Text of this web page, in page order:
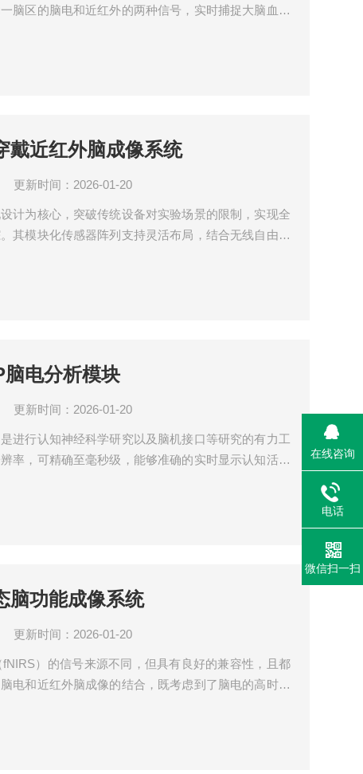
脑区的脑电和近红外的两种信号，实时捕捉大脑血氧
补，具备精确捕捉脑活动的时空特征、增强多模态数
扰能力等优势、在认知神经科学研究、以及脑-机
近红外脑成像系统
更新时间：2026-01-20
计为核心，突破传统设备对实验场景的限制，实现全
其模块化传感器阵列支持灵活布局，结合无线自由活
源接口，该设备不仅支持实时脑血氧地图生成及状态
电分析模块
更新时间：2026-01-20
进行认知神经科学研究以及脑机接口等研究的有力工
率，可精确至毫秒级，能够准确的实时显示认知活动
状态监测，以及脑机接口应用等。 EEG/ERP高级数
电测量系统采集到与EEG/ERP分析相关的脑电信号
脑功能成像系统
更新时间：2026-01-20
）的信号来源不同，但具有良好的兼容性，且都
电和近红外脑成像的结合，既考虑到了脑电的高时间
量仪结合高密度近红外脑功能成像系统，实现高精
据研究需求定制测量阵列，适合成人、婴幼儿等不同
在线咨询
电话
微信扫一扫